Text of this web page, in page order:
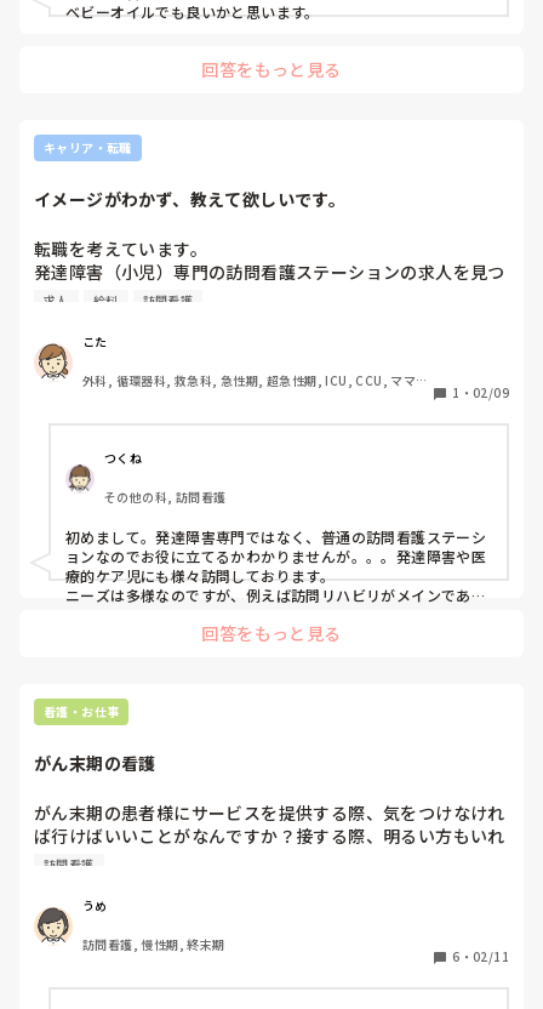
ベビーオイルでも良いかと思います。
回答をもっと見る
キャリア・転職
イメージがわかず、教えて欲しいです。
転職を考えています。
発達障害（小児）専門の訪問看護ステーションの求人を見つ
けたのですが、訪問時どのようなケアや関りを行うのでしょ
また、訪問の頻度やお給料などもご存知であれば教えてくだ
さい。
求人 給料 訪問看護
こた
外科, 循環器科, 救急科, 急性期, 超急性期, ICU, CCU, ママナ
1 ・ 02/09
つくね
その他の科, 訪問看護
初めまして。発達障害専門ではなく、普通の訪問看護ステーシ
ョンなのでお役に立てるかわかりませんが。。。発達障害や医
療的ケア児にも様々訪問しております。
ニーズは多様なのですが、例えば訪問リハビリがメインであれ
のアドバイスしている利用者さんが多くいます。その場合はセ
また、経管栄養や在宅酸素等が必要な状態で退院してきて介入
開始するパターンもあり、その場合は介護者の手技が確立する
たら週1回にするなど、訪問の必要度と利用者の希望に合わせ
レスパイト訪問というものもあり介護者が用事がある時間、患
児とお留守番をしながら、その時必要なケアをすることもあり
ます。
ケアとして多いのは、経管栄養関連、吸引、人工呼吸器を着用
で管理するというよりは、介護者が病院である程度指導を受け
ていて、こちらはその手技の確認、アドバイスをするというス
タンスがほとんどです。
ADHDの利用者さんの学習の発達支援、ということで宿題を教
えたり、一緒にアクティビティをすることもあります。
回答をもっと見る
看護・お仕事
がん末期の看護
がん末期の患者様にサービスを提供する際、気をつけなけれ
ば行けばいいことがなんですか？接する際、明るい方もいれ
ば、暗くなってる方もいます。特に暗い方に看護をする際、
当はもっと普通になってほしいとかおもってるか時折考えま
す。
よければ、経験をシェアをしていただきたいです
訪問看護
うめ
訪問看護, 慢性期, 終末期
6 ・ 02/11